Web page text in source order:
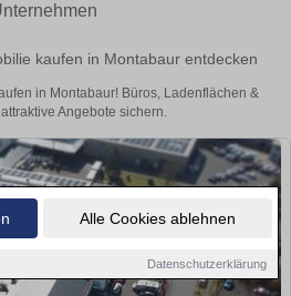
Alle Cookies ablehnen
Datenschutzerklärung
kaufen in Montabaur entdecken
in Montabaur! Büros, Ladenflächen &
Angebote sichern.